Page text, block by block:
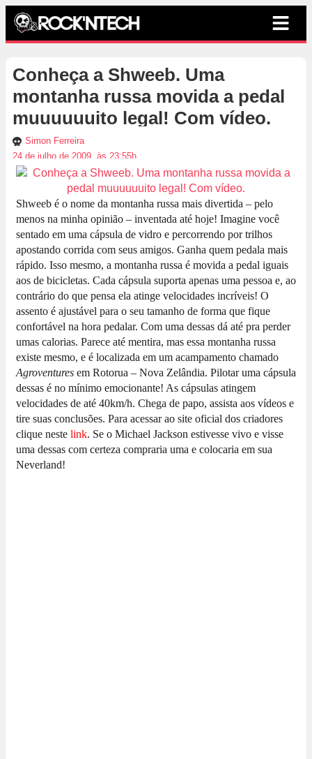
Conheça a Shweeb. Uma
montanha russa movida a pedal
muuuuuuito legal! Com vídeo.
Simon Ferreira
24 de julho de 2009, às 23:55h
Shweeb é o nome da montanha russa mais divertida – pelo
menos na minha opinião – inventada até hoje! Imagine você
sentado em uma cápsula de vidro e percorrendo por trilhos
apostando corrida com seus amigos. Ganha quem pedala mais
rápido. Isso mesmo, a montanha russa é movida a pedal iguais
aos de bicicletas. Cada cápsula suporta apenas uma pessoa e, ao
contrário do que pensa ela atinge velocidades incríveis! O
assento é ajustável para o seu tamanho de forma que fique
confortável na hora pedalar. Com uma dessas dá até pra perder
umas calorias. Parece até mentira, mas essa montanha russa
existe mesmo, e é localizada em um acampamento chamado
Agroventures em Rotorua – Nova Zelândia. Pilotar uma cápsula
dessas é no mínimo emocionante! As cápsulas atingem
velocidades de até 40km/h. Chega de papo, assista aos vídeos e
tire suas conclusões. Para acessar ao site oficial dos criadores
clique neste link. Se o Michael Jackson estivesse vivo e visse
uma dessas com certeza compraria uma e colocaria em sua
Neverland!